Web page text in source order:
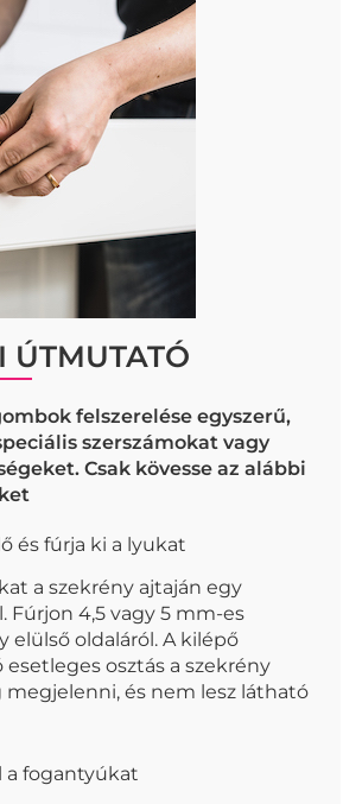
ÚTMUTATÓ
felszerelése egyszerű,
szerszámokat vagy
Csak kövesse az alábbi
és fúrja ki a lyukat
a szekrény ajtaján egy
Fúrjon 4,5 vagy 5 mm-es
elülső oldaláról. A kilépő
esetleges osztás a szekrény
megjelenni, és nem lesz látható
a fogantyúkat